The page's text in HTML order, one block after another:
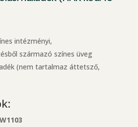
intézményi,
származó színes üveg
(nem tartalmaz áttetsző,
W1103